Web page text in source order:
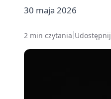
30 maja 2026
2 min czytania Udostępnij